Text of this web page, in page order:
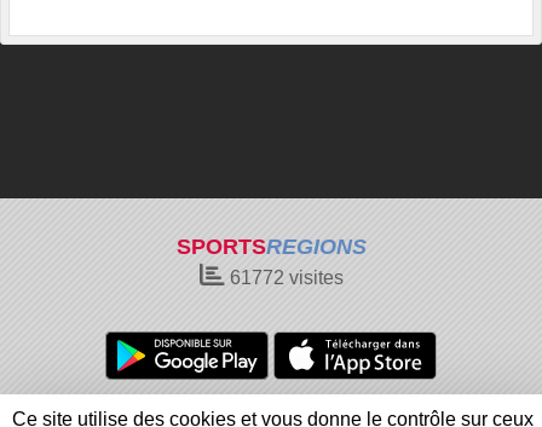
SPORTSREGIONS
61772 visites
Charte cookies Gestion des cookies
Ce site utilise des cookies et vous donne le contrôle sur ceux